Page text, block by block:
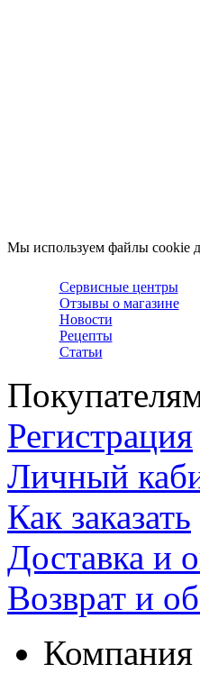
Мы используем файлы cookie
Сервисные центры
Отзывы о магазине
Новости
Рецепты
Статьи
Регистрация
Личный
Как заказать
Доставка и
Возврат и
Компания